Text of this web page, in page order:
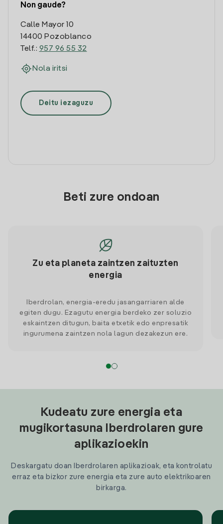
Non gaude?
Calle Mayor 10
14400 Pozoblanco
Telf.: 957 96 55 32
Nola iritsi
Deitu iezaguzu
Beti zure ondoan
Zu eta planeta zaintzen zaituzten
energia
Iberdrolan, energia-eredu jasangarriaren alde
egiten dugu. Ezagutu energia berdeko zer soluzio
eskaintzen ditugun, baita etxetik edo enpresatik
ingurumena zaintzen nola lagun dezakezun ere.
Kudeatu zure energia eta
mugikortasuna Iberdrolaren gure
aplikazioekin
Deskargatu doan Iberdrolaren aplikazioak, eta kontrolatu
erraz eta bizkor zure energia eta zure auto elektrikoaren
birkarga.